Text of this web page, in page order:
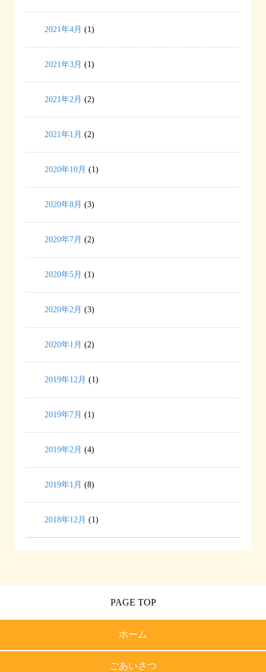
2021年4月 (1)
2021年3月 (1)
2021年2月 (2)
2021年1月 (2)
2020年10月 (1)
2020年8月 (3)
2020年7月 (2)
2020年5月 (1)
2020年2月 (3)
2020年1月 (2)
2019年12月 (1)
2019年7月 (1)
2019年2月 (4)
2019年1月 (8)
2018年12月 (1)
PAGE TOP
ホーム
ごあいさつ